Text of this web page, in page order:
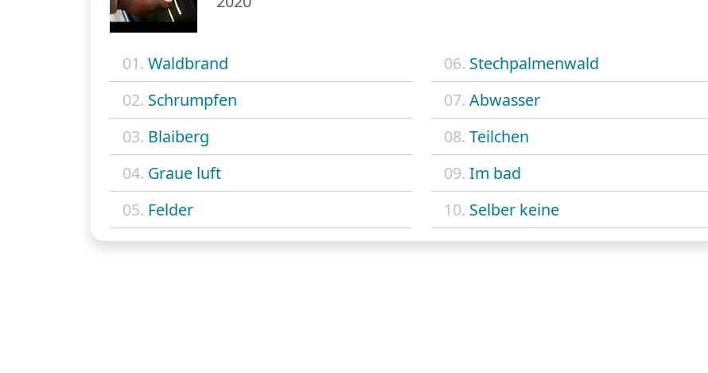
01. Waldbrand
02. Schrumpfen
03. Blaiberg
04. Graue luft
05. Felder
06. Stechpalmenwald
07. Abwasser
08. Teilchen
09. Im bad
10. Selber keine